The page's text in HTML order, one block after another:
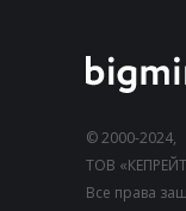
© 2000-2024,
ТОВ
Все права